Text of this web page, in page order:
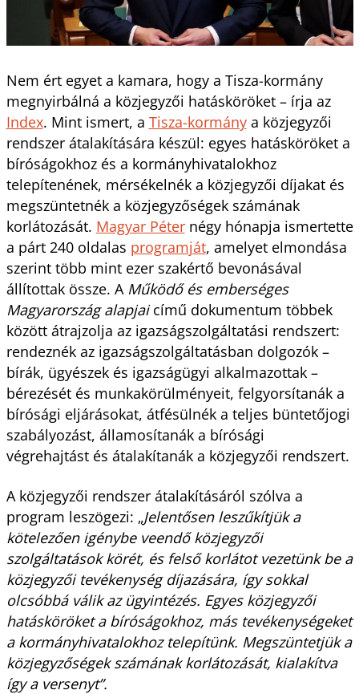
Nem ért egyet a kamara, hogy a Tisza-kormány
megnyirbálná a közjegyzői hatásköröket – írja az
Index. Mint ismert, a Tisza-kormánya közjegyzői
rendszer átalakítására készül: egyes hatásköröket a
bíróságokhoz és a kormányhivatalokhoz
telepítenének, mérsékelnék a közjegyzői díjakat és
megszüntetnék a közjegyzőségek számának
korlátozását. Magyar Péternégy hónapja ismertette
a párt 240 oldalas programját, amelyet elmondása
szerint több mint ezer szakértő bevonásával
állítottak össze. A Működő és emberséges
Magyarország alapjaicímű dokumentum többek
között átrajzolja az igazságszolgáltatási rendszert:
rendeznék az igazságszolgáltatásban dolgozók –
bírák, ügyészek és igazságügyi alkalmazottak –
bérezését és munkakörülményeit, felgyorsítanák a
bírósági eljárásokat, átfésülnék a teljes büntetőjogi
szabályozást, államosítanák a bírósági
végrehajtást és átalakítanák a közjegyzői rendszert.
A közjegyzői rendszer átalakításáról szólva a
program leszögezi: „Jelentősen leszűkítjük a
kötelezően igénybe veendő közjegyzői
szolgáltatások körét, és felső korlátot vezetünk be a
közjegyzői tevékenység díjazására, így sokkal
olcsóbbá válik az ügyintézés. Egyes közjegyzői
hatásköröket a bíróságokhoz, más tevékenységeket
a kormányhivatalokhoz telepítünk. Megszüntetjük a
közjegyzőségek számának korlátozását, kialakítva
így a versenyt”.